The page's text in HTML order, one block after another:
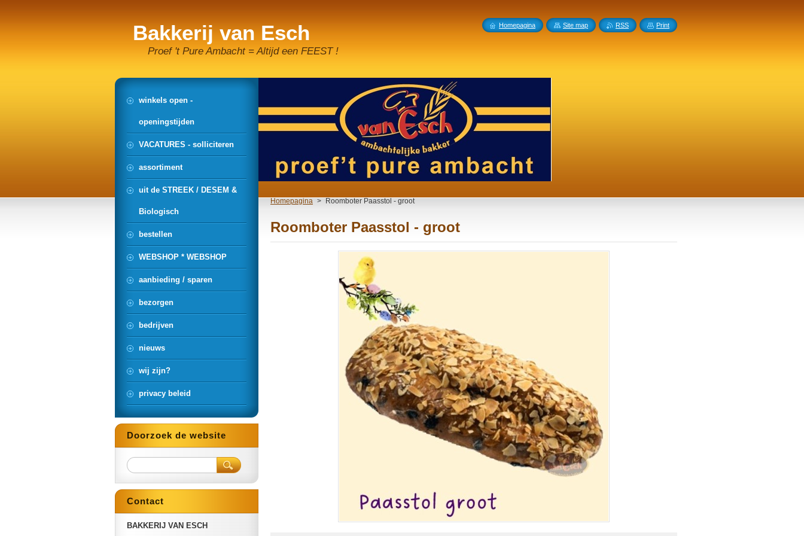
Bakkerij van Esch
Proef 't Pure Ambacht = Altijd een FEEST !
Homepagina > Roomboter Paasstol - groot
Roomboter Paasstol - groot
winkels open -
openingstijden
VACATURES - solliciteren
assortiment
uit de STREEK / DESEM &
Biologisch
bestellen
WEBSHOP * WEBSHOP
aanbieding / sparen
bezorgen
bedrijven
nieuws
wij zijn?
privacy beleid
Doorzoek de website
Contact
BAKKERIJ VAN ESCH
Homepagina Site map RSS Print